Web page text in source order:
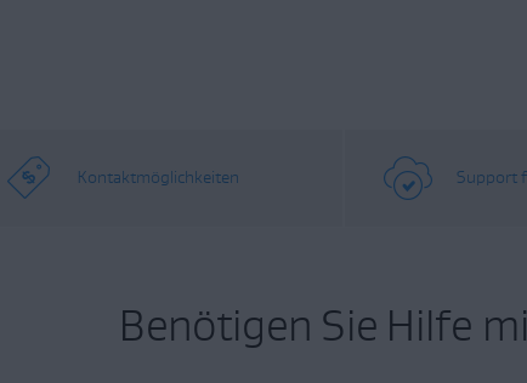
Kontaktmöglichkeiten Support
Benötigen Sie Hilfe